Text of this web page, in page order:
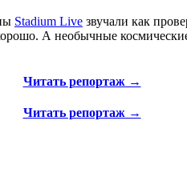
Stadium Live звучали как
А необычные
Читать репортаж →
Читать репортаж →